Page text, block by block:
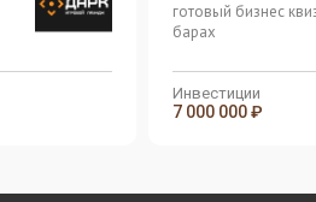
готовый бизнес
барах
Инвестиции
7 000 000 ₽